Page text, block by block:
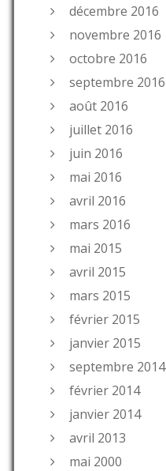
décembre 2016
novembre 2016
octobre 2016
septembre 2016
août 2016
juillet 2016
juin 2016
mai 2016
avril 2016
mars 2016
mai 2015
avril 2015
mars 2015
février 2015
janvier 2015
septembre 2014
février 2014
janvier 2014
avril 2013
mai 2000